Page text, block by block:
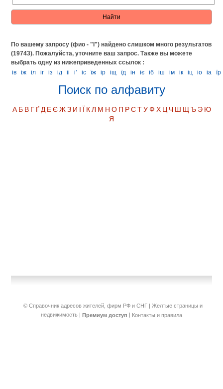
По вашему запросу (фио - "І") найдено слишком много результатов
(19743). Пожалуйста, уточните ваш запрос.Также вы можете
выбрать одну из нижеприведенных ссылок :
ів
іж іл іг із ід іі і’ іс їж ір іщ їд ін іє іб іш ім ік іц іо іа їр
Поиск по алфавиту
А Б В Г Ґ Д Е Є Ж З И І Ї К Л М Н О П Р С Т У Ф Х Ц Ч Ш Щ Ъ Э Ю
Я
© Справочник адресов жителей, фирм РФ и СНГ | Желтые страницы и
недвижимость | Премиум доступ | Контакты и правила